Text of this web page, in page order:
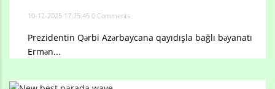
10-12-2025 17:25:45 0 Comments
Prezidentin Qərbi Azərbaycana qayıdışla bağlı bəyanatı
Ermən...